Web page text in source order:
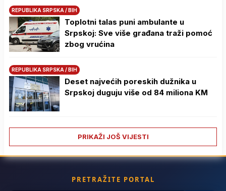
REPUBLIKA SRPSKA / BIH
Toplotni talas puni ambulante u
Srpskoj: Sve više građana traži pomoć
zbog vrućina
REPUBLIKA SRPSKA / BIH
Deset najvećih poreskih dužnika u
Srpskoj duguju više od 84 miliona KM
PRIKAŽI JOŠ VIJESTI
PRETRAŽITE PORTAL